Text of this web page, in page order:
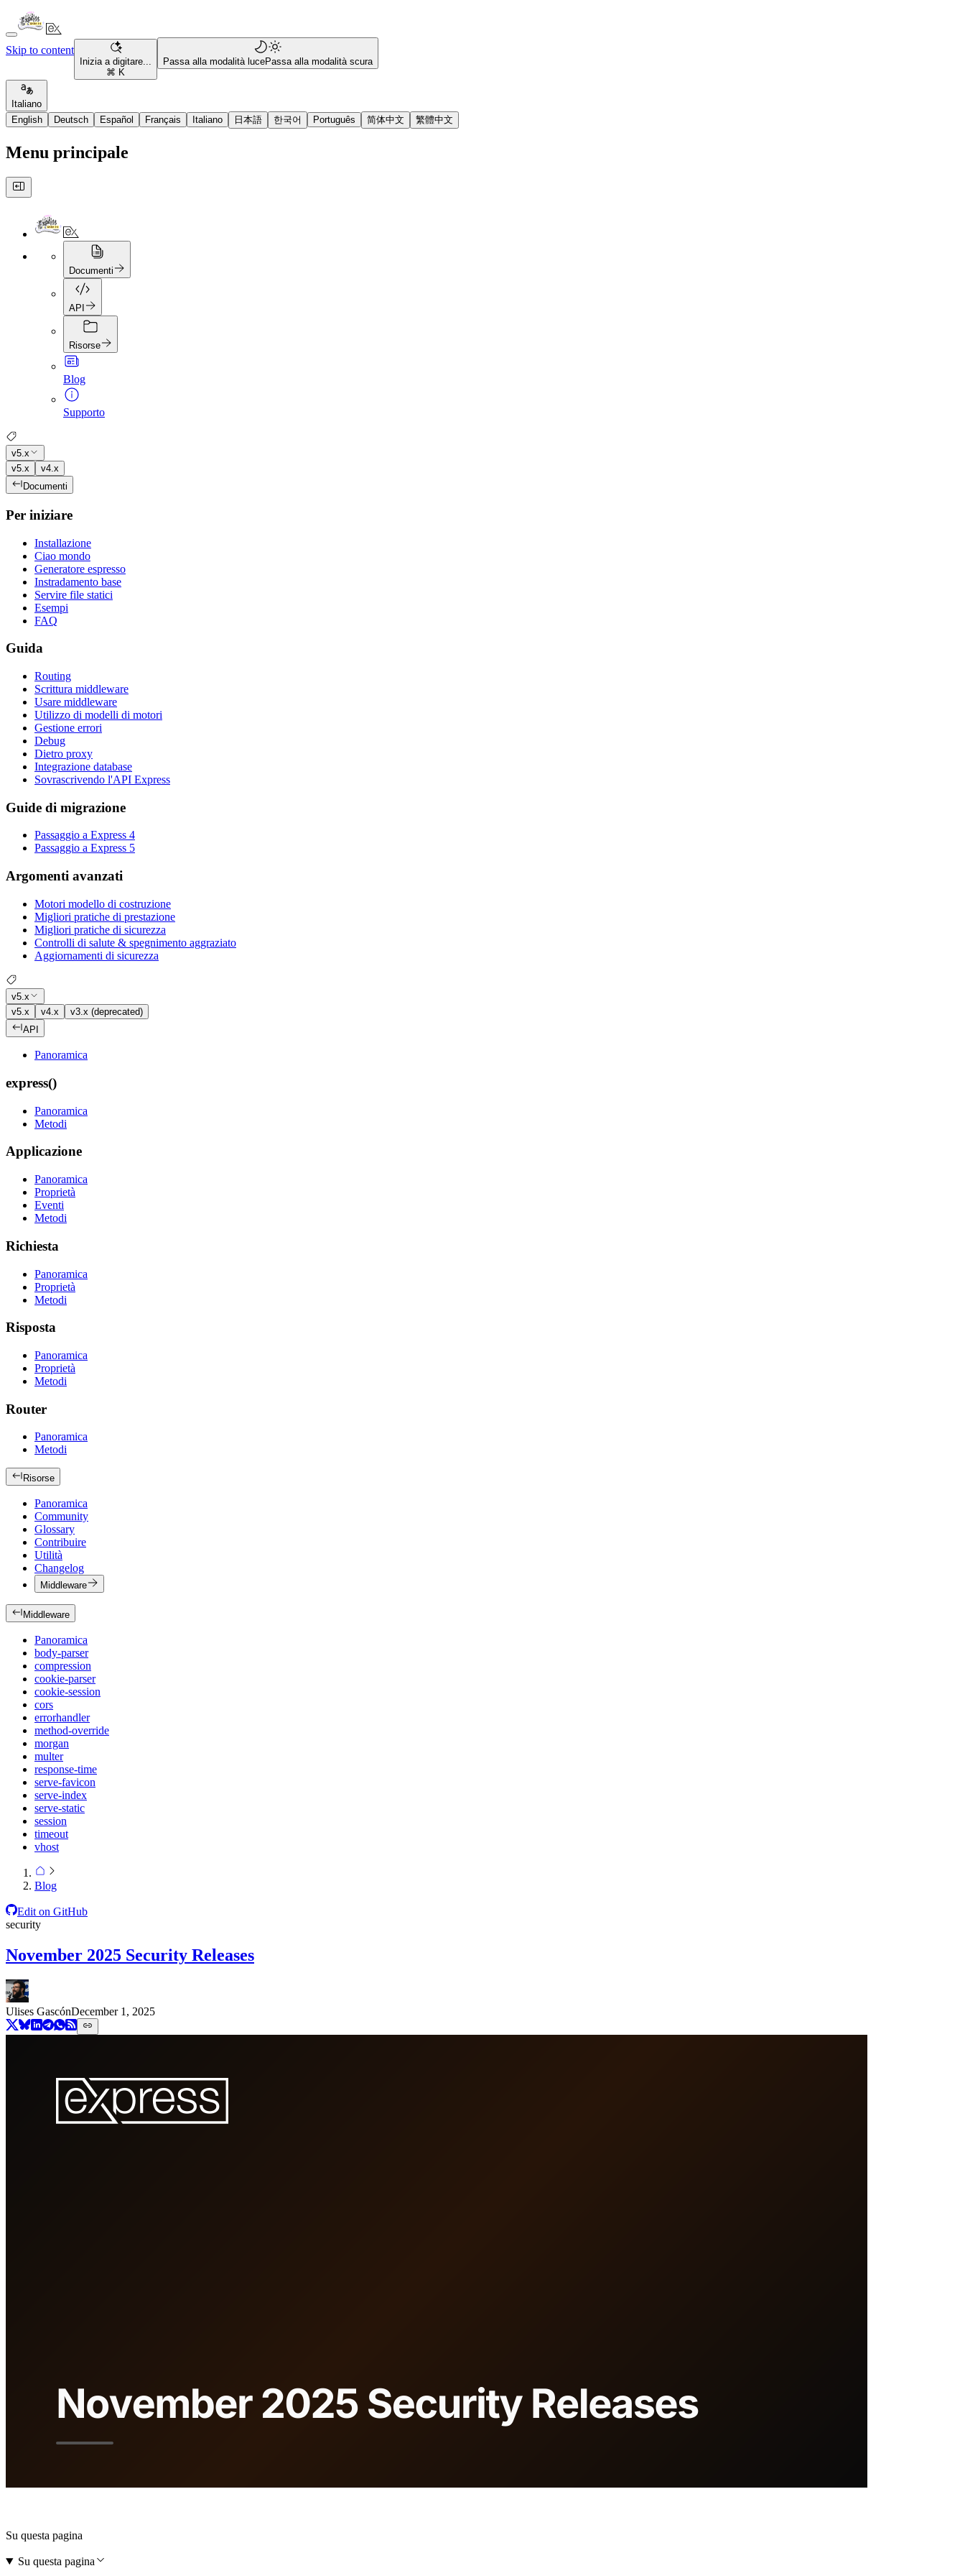
Skip to content
Inizia a digitare...
⌘ K
Passa alla modalità lucePassa alla modalità scura
Italiano
English
Deutsch Español Français Italiano 日本語 한국어 Português 简体中文 繁體中文
Menu principale
Documenti
API
Risorse
Blog
Supporto
v5.x
v5.x
v4.x
Documenti
Per iniziare
Installazione
Ciao mondo
Generatore espresso
Instradamento base
Servire file statici
Esempi
FAQ
Guida
Routing
Scrittura middleware
Usare middleware
Utilizzo di modelli di motori
Gestione errori
Debug
Dietro proxy
Integrazione database
Sovrascrivendo l'API Express
Guide di migrazione
Passaggio a Express 4
Passaggio a Express 5
Argomenti avanzati
Motori modello di costruzione
Migliori pratiche di prestazione
Migliori pratiche di sicurezza
Controlli di salute & spegnimento aggraziato
Aggiornamenti di sicurezza
v5.x
v5.x
v4.x
v3.x (deprecated)
API
Panoramica
express()
Panoramica
Metodi
Applicazione
Panoramica
Proprietà
Eventi
Metodi
Richiesta
Panoramica
Proprietà
Metodi
Risposta
Panoramica
Proprietà
Metodi
Router
Panoramica
Metodi
Risorse
Panoramica
Community
Glossary
Contribuire
Utilità
Changelog
Middleware
Middleware
Panoramica
body-parser
compression
cookie-parser
cookie-session
cors
errorhandler
method-override
morgan
multer
response-time
serve-favicon
serve-index
serve-static
session
timeout
vhost
Blog
Edit on GitHub
security
November 2025 Security Releases
Ulises GascónDecember 1, 2025
Su questa pagina
Su questa pagina